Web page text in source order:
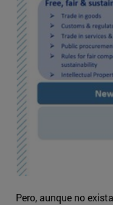
Pero, aunque no